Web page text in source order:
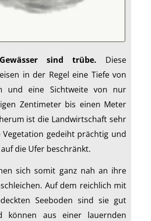
sind trübe. Diese
in der Regel eine Tiefe von
und eine Sichtweite von nur
Zentimeter bis einen Meter
ist die Landwirtschaft sehr
Vegetation gedeiht prächtig und
die Ufer beschränkt.
sich somit ganz nah an ihre
Auf dem reichlich mit
Seeboden sind sie gut
können aus einer lauernden